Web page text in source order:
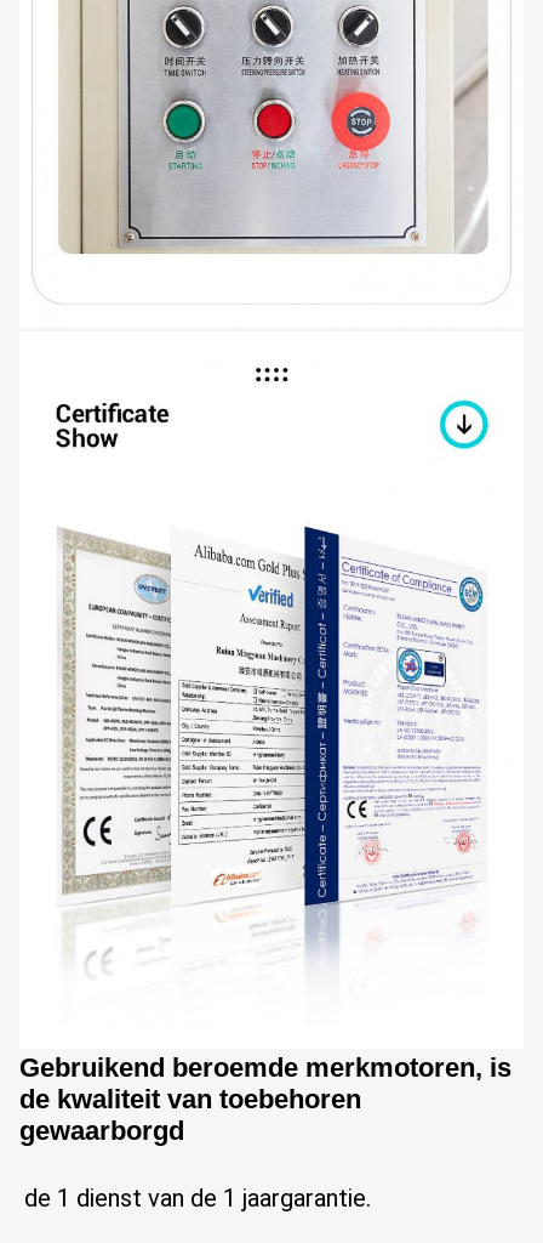
Gebruikend beroemde merkmotoren, is
de kwaliteit van toebehoren
gewaarborgd
de 1 dienst van de 1 jaargarantie.